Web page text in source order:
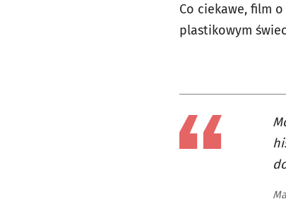
Co ciekawe, film
plastikowym